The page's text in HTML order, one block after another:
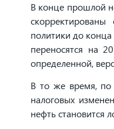
В конце прошлой
политики до
переносятся на
определенной,
В то же время, по
налоговых
нефть становится